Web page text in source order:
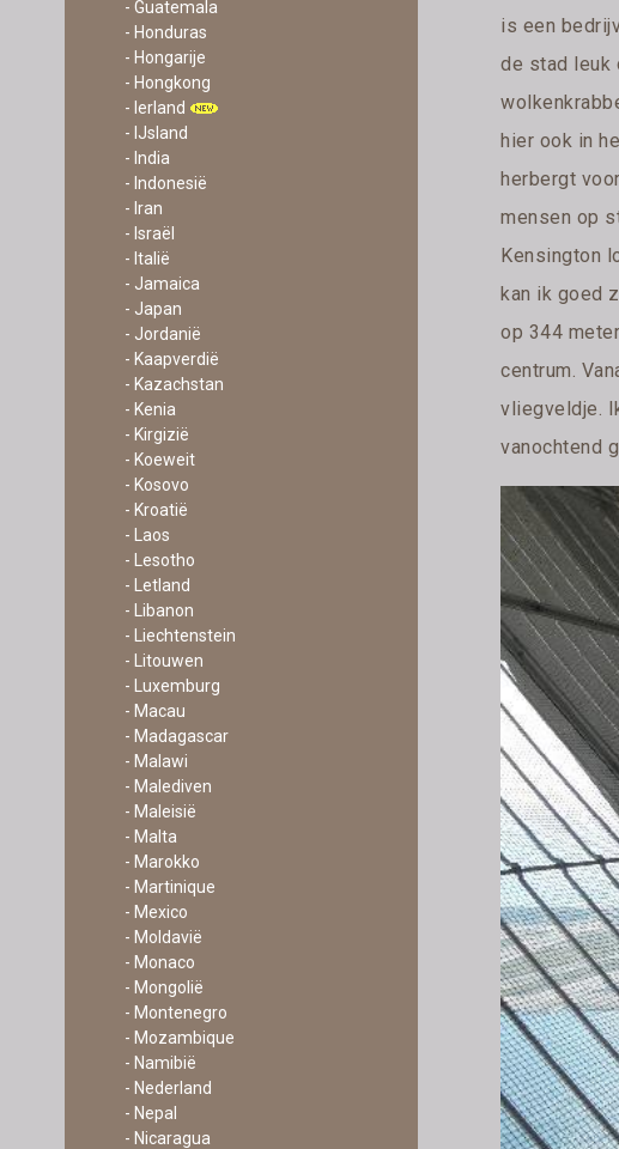
- Guatemala
- Honduras
- Hongarije
- Hongkong
- Ierland
- IJsland
- India
- Indonesië
- Iran
- Israël
- Italië
- Jamaica
- Japan
- Jordanië
- Kaapverdië
- Kazachstan
- Kenia
- Kirgizië
- Koeweit
- Kosovo
- Kroatië
- Laos
- Lesotho
- Letland
- Libanon
- Liechtenstein
- Litouwen
- Luxemburg
- Macau
- Madagascar
- Malawi
- Malediven
- Maleisië
- Malta
- Marokko
- Martinique
- Mexico
- Moldavië
- Monaco
- Mongolië
- Montenegro
- Mozambique
- Namibië
- Nederland
- Nepal
- Nicaragua
is een
de stad leuk
hier ook in
herbergt
mensen op
Kensington
kan ik goed
op 344
centrum.
vliegveldje.
vanochtend